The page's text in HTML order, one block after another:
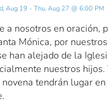
Aug 19 - Thu, Aug 27 @ 6:00 PM
a nosotros en oración,
Mónica, por
han alejado de la
nuestros hijos.
tendrán lugar